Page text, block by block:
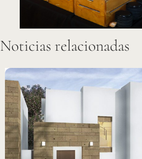
Noticias relacionadas